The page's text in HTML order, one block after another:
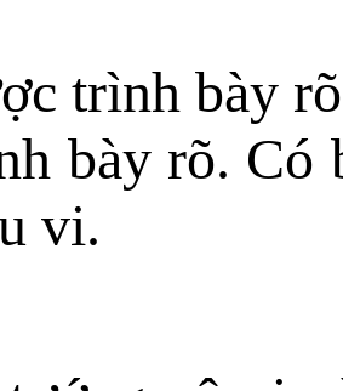
trình bày
bày rõ. Có
vi.